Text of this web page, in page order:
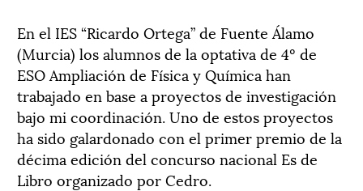
En el IES “Ricardo Ortega” de Fuente Álamo
(Murcia) los alumnos de la optativa de 4º de
ESO Ampliación de Física y Química han
trabajado en base a proyectos de investigación
bajo mi coordinación. Uno de estos proyectos
ha sido galardonado con el primer premio de la
décima edición del concurso nacional Es de
Libro organizado por Cedro.